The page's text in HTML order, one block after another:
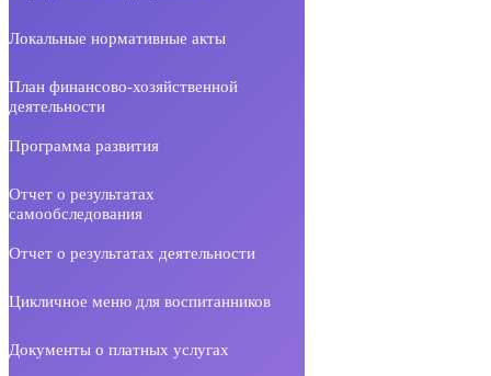
Локальные нормативные акты
План финансово-хозяйственной
деятельности
Программа развития
Отчет о результатах
самообследования
Отчет о результатах деятельности
Цикличное меню для воспитанников
Документы о платных услугах